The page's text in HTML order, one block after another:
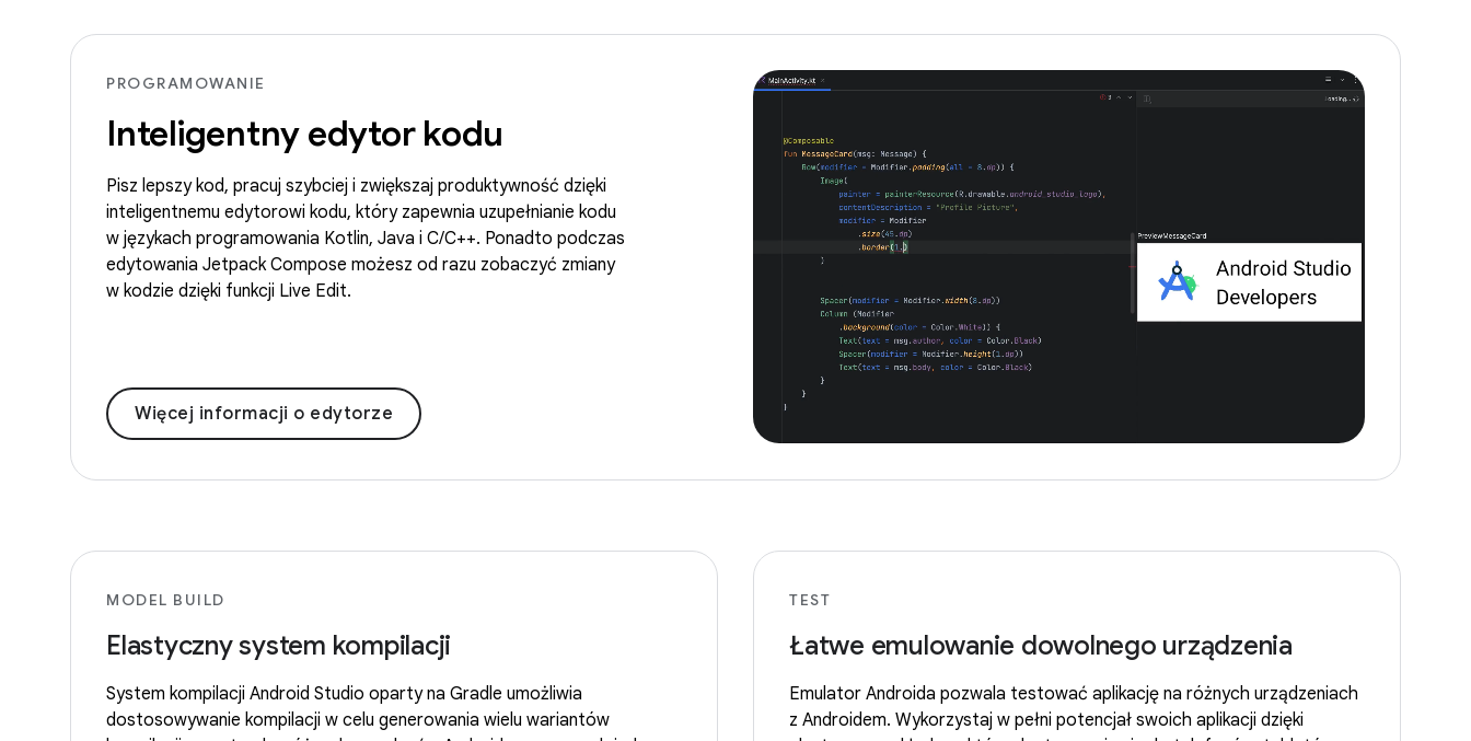
PROGRAMOWANIE
Inteligentny edytor kodu
Pisz lepszy kod, pracuj szybciej i zwiększaj produktywność dzięki
inteligentnemu edytorowi kodu, który zapewnia uzupełnianie kodu
w językach programowania Kotlin, Java i C/C++. Ponadto podczas
edytowania Jetpack Compose możesz od razu zobaczyć zmiany
w kodzie dzięki funkcji Live Edit.
Więcej informacji o edytorze
MODEL BUILD
Elastyczny system kompilacji
System kompilacji Android Studio oparty na Gradle umożliwia
dostosowywanie kompilacji w celu generowania wielu wariantów
TEST
Łatwe emulowanie dowolnego urządzenia
Emulator Androida pozwala testować aplikację na różnych urządzeniach
z Androidem. Wykorzystaj w pełni potencjał swoich aplikacji dzięki